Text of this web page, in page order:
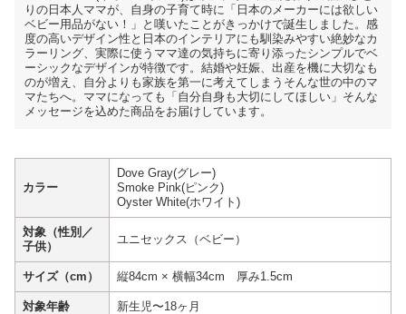
りの日本人ママが、自身の子育て時に「日本のメーカーには欲しい
ベビー用品がない！」と嘆いたことがきっかけで誕生しました。感
度の高いデザイン性と日本のインテリアにも馴染みやすい絶妙なカ
ラーリング、実際に使うママ達の気持ちに寄り添ったシンプルでベ
ーシックなデザインが特徴です。結婚や妊娠、出産を機に大切なも
のが増え、自分よりも家族を第一に考えてしまうそんな世の中のマ
マたちへ。ママになっても「自分自身も大切にしてほしい」そんな
メッセージを込めた商品をお届けしています。
カラー
Dove Gray(グレー)
Smoke Pink(ピンク)
Oyster White(ホワイト)
対象（性別／
子供）
ユニセックス（ベビー）
サイズ（cm） 縦84cm × 横幅34cm 厚み1.5cm
対象年齢 新生児〜18ヶ月